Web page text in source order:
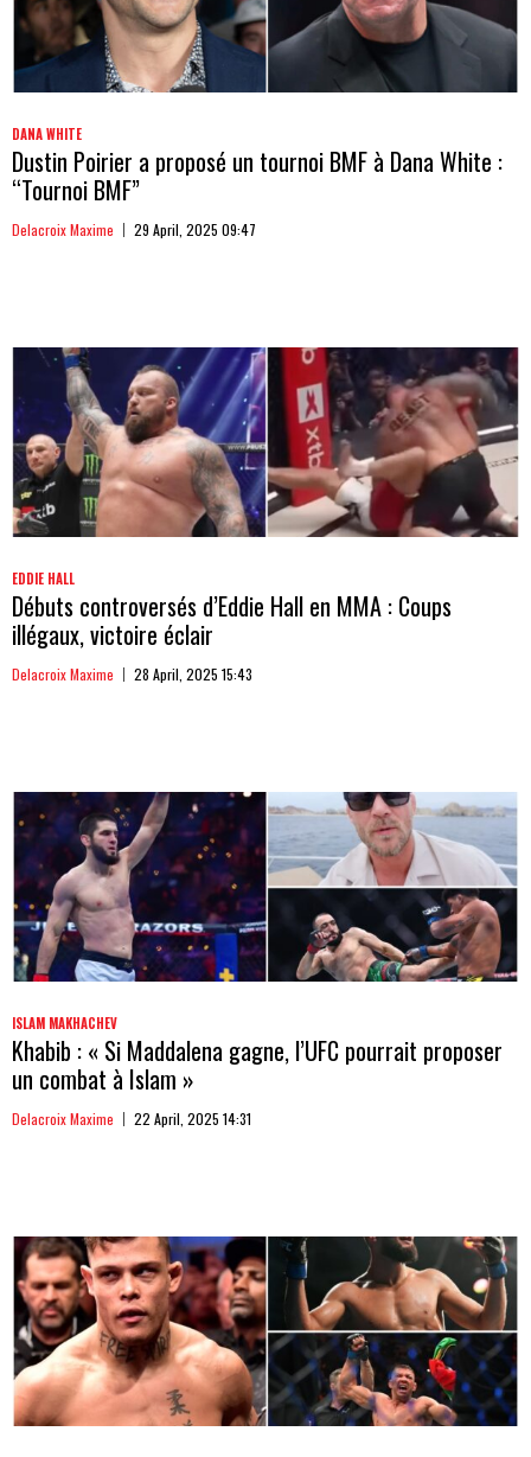
DANA WHITE
Dustin Poirier a proposé un tournoi BMF à Dana White :
“Tournoi BMF”
Delacroix Maxime 29 April, 2025 09:47
EDDIE HALL
Débuts controversés d’Eddie Hall en MMA : Coups
illégaux, victoire éclair
Delacroix Maxime 28 April, 2025 15:43
ISLAM MAKHACHEV
Khabib : « Si Maddalena gagne, l’UFC pourrait proposer
un combat à Islam »
Delacroix Maxime 22 April, 2025 14:31